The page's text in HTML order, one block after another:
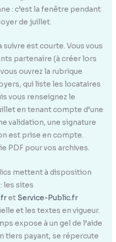
: c’est la fenêtre pendant
de juillet.
suivre est courte. Vous vous
partenaire (à créer lors
ouvrez la rubrique
qui liste les locataires
vous renseignez le
en tenant compte d’une
validation, une signature
est prise en compte.
PDF pour vos archives.
mettent à disposition
les sites
et Service-Public.fr
et les textes en vigueur.
expose à un gel de l’aide
tiers payant, se répercute